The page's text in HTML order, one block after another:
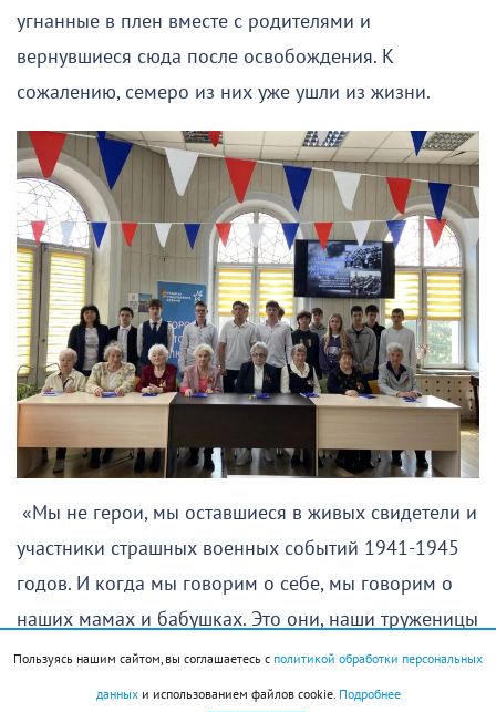
угнанные в плен вместе с родителями и
вернувшиеся сюда после освобождения. К
сожалению, семеро из них уже ушли из жизни.
«Мы не герои, мы оставшиеся в живых свидетели и
участники страшных военных событий 1941-1945
годов. И когда мы говорим о себе, мы говорим о
наших мамах и бабушках. Это они, наши труженицы
и защитницы, великомученицы, согревали нас
своей любовью и закрывали собой, когда
Пользуясь нашим сайтом, вы соглашаетесь с политикой обработки персональных
данныхи использованием файлов cookie. Подробнее